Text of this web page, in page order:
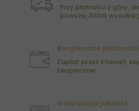
Przy płatności z góry,
powyżej 300zł, wysyłka
Bezpieczne płatności
Zapłać przez internet,
bezpiecznie
Gwarancja jakości